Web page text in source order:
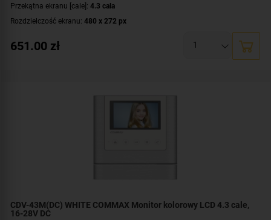
Przekątna ekranu [cale]: 4.3 cala
Rozdzielczość ekranu: 480 x 272 px
Zasilanie:AC 230 V
651.00 zł
CDV-43M(DC) WHITE COMMAX Monitor kolorowy LCD 4.3 cale,
16-28V DC